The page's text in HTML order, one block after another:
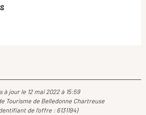
à jour le 12 mai 2022 à 15:59
Tourisme de Belledonne Chartreuse
de l'offre : 6131194)